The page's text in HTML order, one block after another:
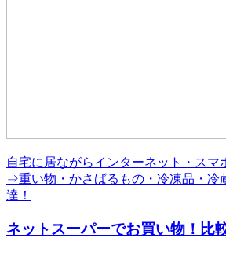
自宅に居ながらインターネット・スマ
⇒重い物・かさばるもの・冷凍品・冷
達！
ネットスーパーでお買い物！比